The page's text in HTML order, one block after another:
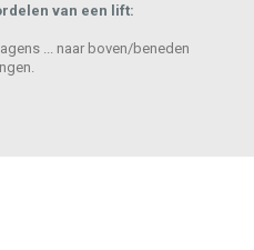
van een lift:
... naar boven/beneden